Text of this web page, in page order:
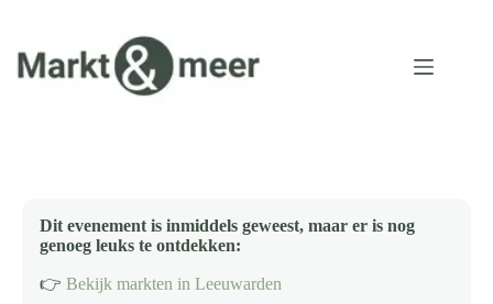
inhoud
Dit evenement is inmiddels geweest, maar er is nog
genoeg leuks te ontdekken:
👉 Bekijk markten in Leeuwarden